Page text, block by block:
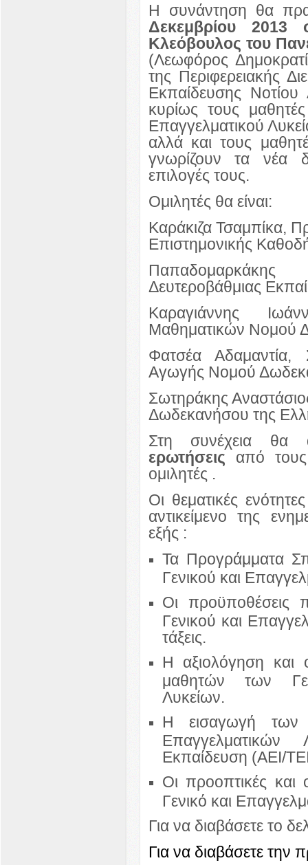
Η συνάντηση θα
Δεκεμβρίου 2013
Κλεόβουλος του
(Λεωφόρος
της Περιφερειακής
Εκπαίδευσης
κυρίως τους
Επαγγελματικού
αλλά και τους
γνωρίζουν τα νέα
επιλογές τους.
Ομιλητές θα είναι:
Καράκιζα Τσαμπίκα,
Επιστημονικής
Δευτεροβάθμιας
Καραγιάννης
Μαθηματικών Νομού
Φατσέα Αδαμαντία,
Αγωγής Νομού
Σωτηράκης
Δωδεκανήσου της
Στη συνέχεια θα
ερωτήσεις από τους
ομιλητές .
Οι θεματικές
αντικείμενο της
εξής :
Τα Προγράμματα
Γενικού και
Οι προϋποθέσεις
Γενικού και
τάξεις.
Η αξιολόγηση και
μαθητών των
Λυκείων.
Η εισαγωγή των
Επαγγελματικών
Εκπαίδευση (ΑΕΙ/
Οι προοπτικές
Γενικό και
Για να διαβάσετε το
Για να διαβάσετε την